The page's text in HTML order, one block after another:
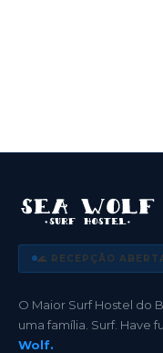
🌊 RECEPÇÃO
O Maior Surf Hostel do
uma família. Surf. Have
Wolf.